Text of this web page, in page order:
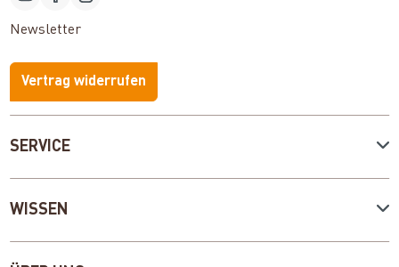
SERVICE
WISSEN
Newsletter
Vertrag widerrufen